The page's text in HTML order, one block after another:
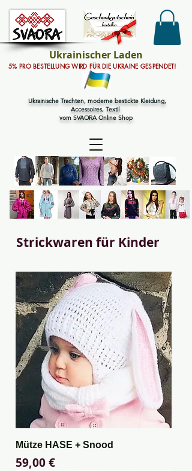
Ukrainische Trachten, moderne bestickte Kleidung,
Accessoires, Textil
vom SVAORA Online Shop
5% PRO BESTELLUNG WIRD FÜR DIE UKRAINE GESPENDET!
Ukrainischer Laden
Strickwaren für Kinder
Mütze HASE + Snood
Preis
59,00 €